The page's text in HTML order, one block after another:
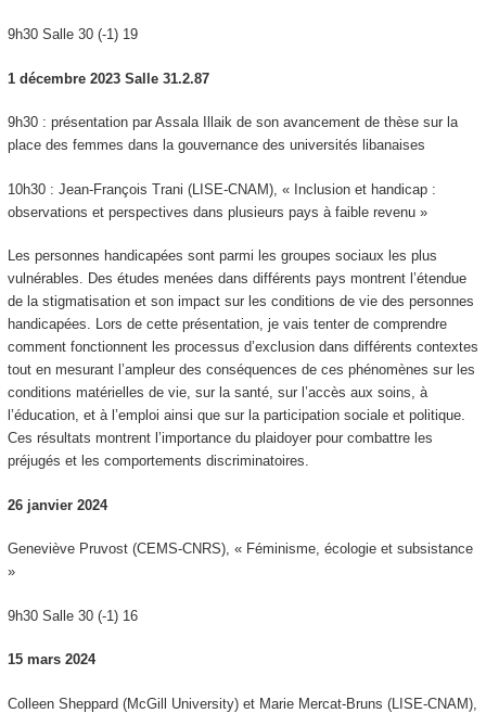
9h30 Salle 30 (-1) 19
1 décembre 2023 Salle 31.2.87
9h30 : présentation par Assala Illaik de son avancement de thèse sur la
place des femmes dans la gouvernance des universités libanaises
10h30 : Jean-François Trani (LISE-CNAM), « Inclusion et handicap :
observations et perspectives dans plusieurs pays à faible revenu »
Les personnes handicapées sont parmi les groupes sociaux les plus
vulnérables. Des études menées dans différents pays montrent l’étendue
de la stigmatisation et son impact sur les conditions de vie des personnes
handicapées. Lors de cette présentation, je vais tenter de comprendre
comment fonctionnent les processus d’exclusion dans différents contextes
tout en mesurant l’ampleur des conséquences de ces phénomènes sur les
conditions matérielles de vie, sur la santé, sur l’accès aux soins, à
l’éducation, et à l’emploi ainsi que sur la participation sociale et politique.
Ces résultats montrent l’importance du plaidoyer pour combattre les
préjugés et les comportements discriminatoires.
26 janvier 2024
Geneviève Pruvost (CEMS-CNRS), « Féminisme, écologie et subsistance
»
9h30 Salle 30 (-1) 16
15 mars 2024
Colleen Sheppard (McGill University) et Marie Mercat-Bruns (LISE-CNAM),